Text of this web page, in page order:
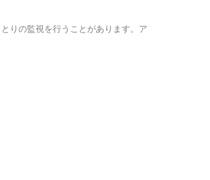
りの監視を行うことがあります。ア